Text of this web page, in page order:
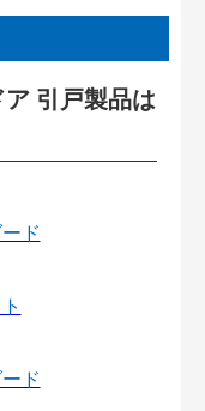
引戸製品は
ド
ド